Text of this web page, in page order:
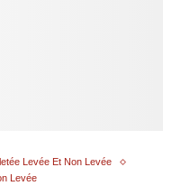
Levée Et Non Levée
Levée